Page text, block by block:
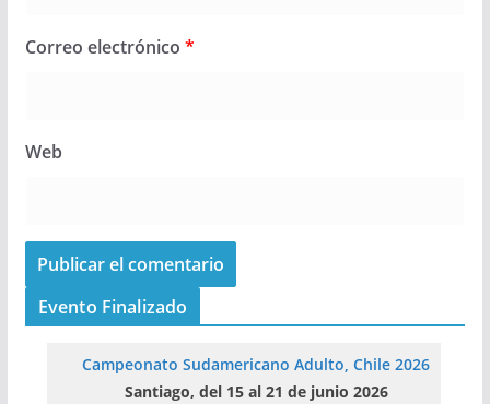
Correo electrónico *
Web
Evento Finalizado
Campeonato Sudamericano Adulto, Chile 2026
Santiago, del 15 al 21 de junio 2026